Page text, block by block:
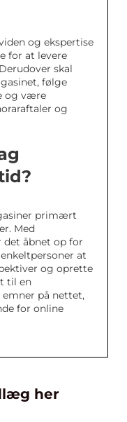
og ekspertise
for at levere
skal
følge
og være
og
primært
Med
åbnet op for
at
og oprette
til en
på nettet,
for online
her